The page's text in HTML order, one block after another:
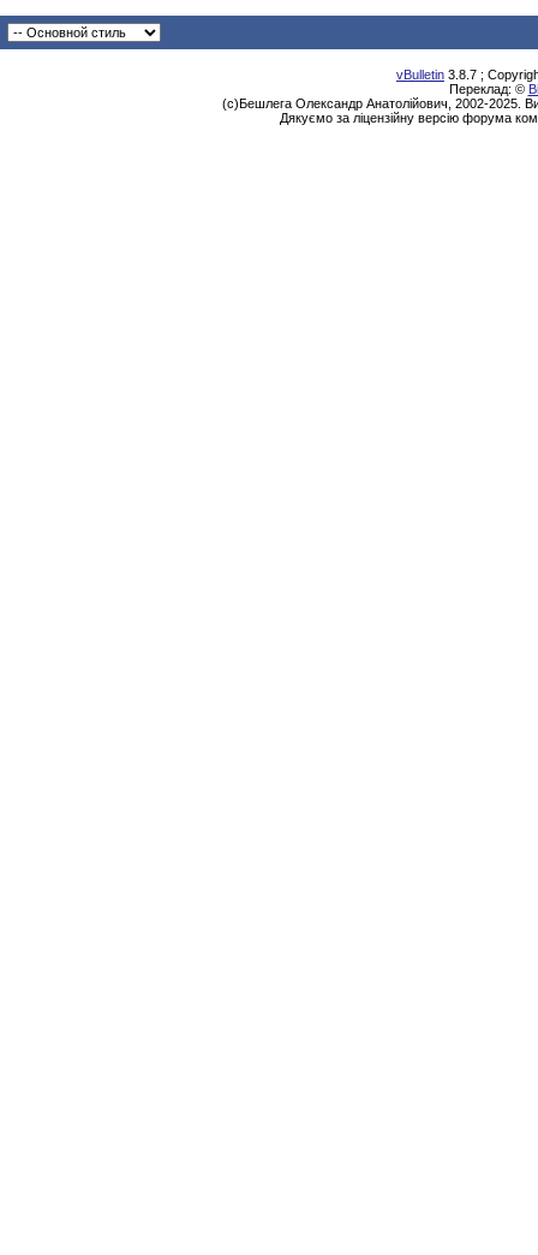
vBulletin 3.8.7 ;
Переклад: ©
(с)Бешлега Олександр Анатолійович, 2002-2025.
Дякуємо за ліцензійну версію форума